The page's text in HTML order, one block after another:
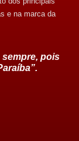
e na marca da
sempre, pois